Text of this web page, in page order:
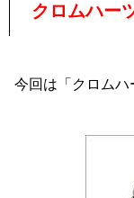
クロムハー
今回は「クロムハ